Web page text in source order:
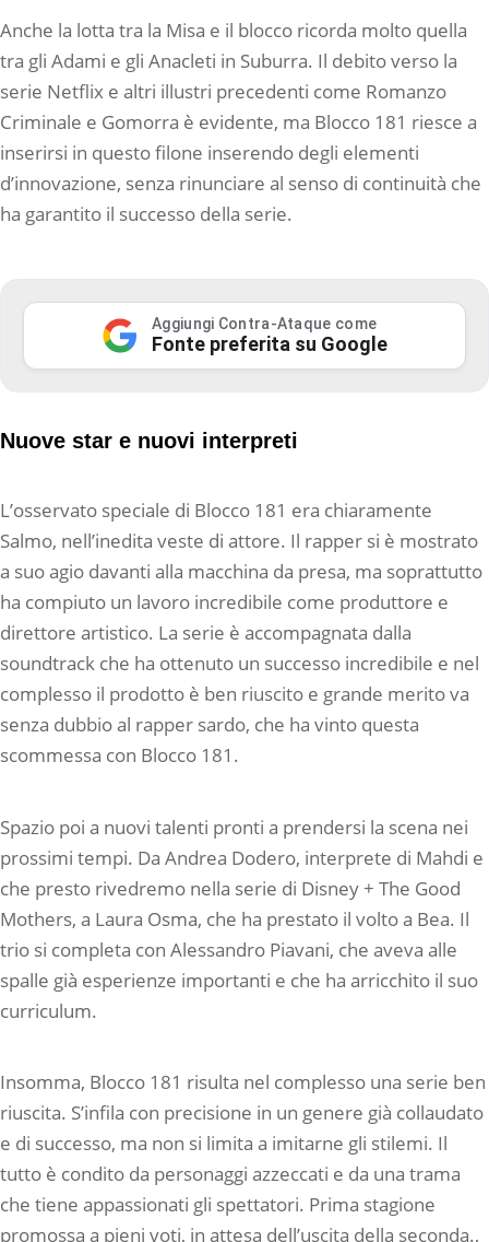
Anche la lotta tra la Misa e il blocco ricorda molto quella
tra gli Adami e gli Anacleti in Suburra. Il debito verso la
serie Netflix e altri illustri precedenti come Romanzo
Criminale e Gomorra è evidente, ma Blocco 181 riesce a
inserirsi in questo filone inserendo degli elementi
d’innovazione, senza rinunciare al senso di continuità che
ha garantito il successo della serie.
Aggiungi Contra-Ataque come
Fonte preferita su Google
Nuove star e nuovi interpreti
L’osservato speciale di Blocco 181 era chiaramente
Salmo, nell’inedita veste di attore. Il rapper si è mostrato
a suo agio davanti alla macchina da presa, ma soprattutto
ha compiuto un lavoro incredibile come produttore e
direttore artistico. La serie è accompagnata dalla
soundtrack che ha ottenuto un successo incredibile e nel
complesso il prodotto è ben riuscito e grande merito va
senza dubbio al rapper sardo, che ha vinto questa
scommessa con Blocco 181.
Spazio poi a nuovi talenti pronti a prendersi la scena nei
prossimi tempi. Da Andrea Dodero, interprete di Mahdi e
che presto rivedremo nella serie di Disney + The Good
Mothers, a Laura Osma, che ha prestato il volto a Bea. Il
trio si completa con Alessandro Piavani, che aveva alle
spalle già esperienze importanti e che ha arricchito il suo
curriculum.
Insomma, Blocco 181 risulta nel complesso una serie ben
riuscita. S’infila con precisione in un genere già collaudato
e di successo, ma non si limita a imitarne gli stilemi. Il
tutto è condito da personaggi azzeccati e da una trama
che tiene appassionati gli spettatori. Prima stagione
promossa a pieni voti, in attesa dell’uscita della seconda.,